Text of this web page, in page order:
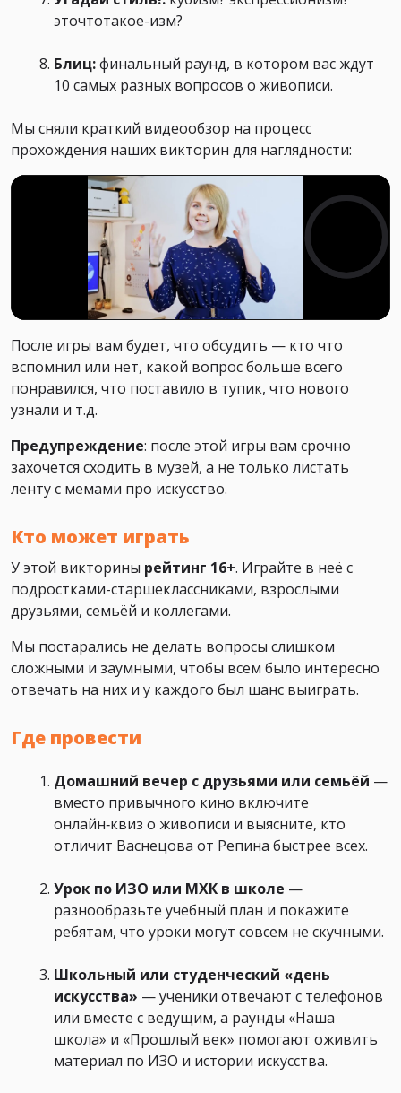
эточтотакое-изм?
Блиц:финальный раунд, в котором вас ждут
10 самых разных вопросов о живописи.
Мы сняли краткий видеообзор на процесс
прохождения наших викторин для наглядности:
После игры вам будет, что обсудить — кто что
вспомнил или нет, какой вопрос больше всего
понравился, что поставило в тупик, что нового
узнали и т.д.
Предупреждение: после этой игры вам срочно
захочется сходить в музей, а не только листать
ленту с мемами про искусство.
Кто может играть
У этой викторины рейтинг 16+. Играйте в неё с
подростками-старшеклассниками, взрослыми
друзьями, семьёй и коллегами.
Мы постарались не делать вопросы слишком
сложными и заумными, чтобы всем было интересно
отвечать на них и у каждого был шанс выиграть.
Где провести
Домашний вечер с друзьями или семьёй —
вместо привычного кино включите
онлайн‑квиз о живописи и выясните, кто
отличит Васнецова от Репина быстрее всех.
Урок по ИЗО или МХК в школе —
разнообразьте учебный план и покажите
ребятам, что уроки могут совсем не скучными.
Школьный или студенческий «день
искусства» — ученики отвечают с телефонов
или вместе с ведущим, а раунды «Наша
школа» и «Прошлый век» помогают оживить
материал по ИЗО и истории искусства.